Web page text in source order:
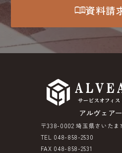
menu_book資料請
アルヴェア
〒338-0002 埼玉県さいた
TEL 048-858-2530
FAX 048-858-2531